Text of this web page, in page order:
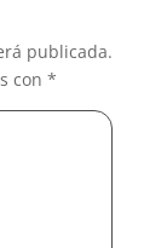
publicada.
con *